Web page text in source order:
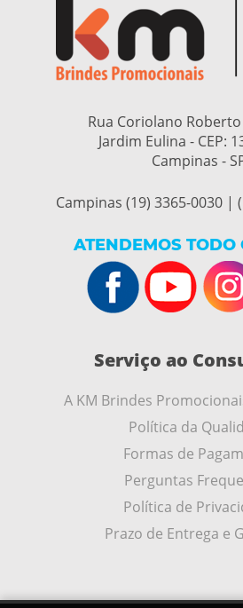
Rua Coriolano Roberto
Jardim Eulina - CEP:
Campinas -
Campinas (19) 3365-0030 |
ATENDEMOS TODO
Serviço ao
A KM Brindes
Política da
Formas de
Perguntas
Política de
Prazo de Entrega e